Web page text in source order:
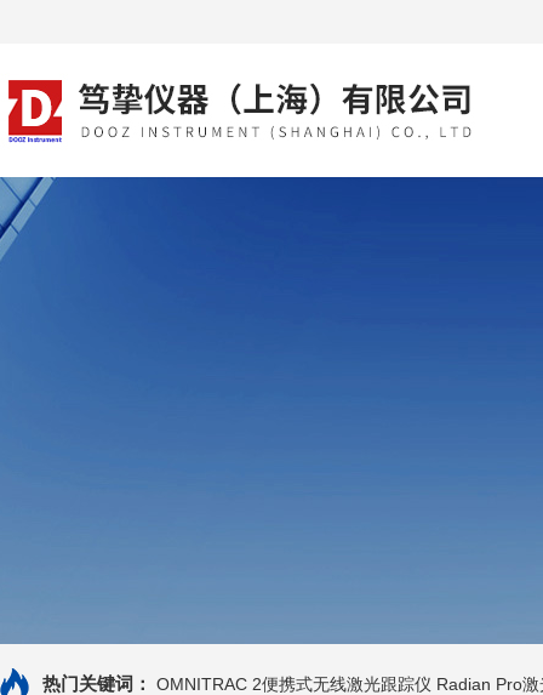
热门关键词： OMNITRAC 2便携式无线激光跟踪仪 Radian Pro